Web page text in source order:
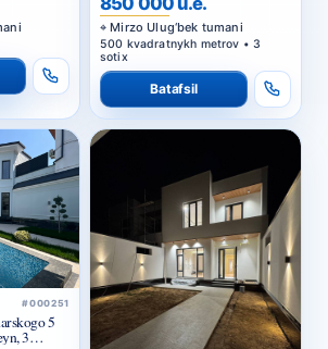
Mirzo Ulug‘bek tumani
500 kvadratnykh metrov • 3
sotix
Batafsil
#000251
5
3